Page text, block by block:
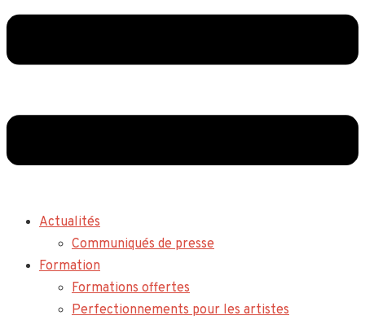
Actualités
Communiqués de presse
Formation
Formations offertes
Perfectionnements pour les artistes